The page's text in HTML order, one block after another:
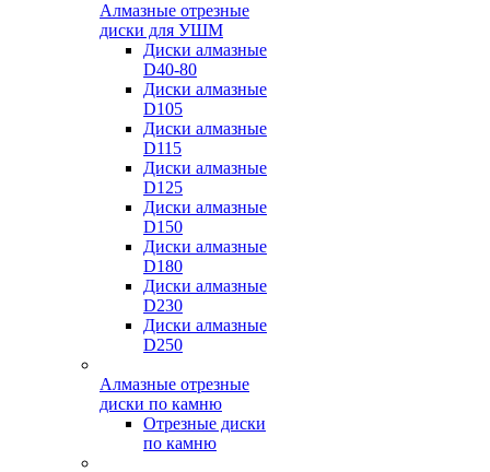
Алмазные отрезные
диски для УШМ
Диски алмазные
D40-80
Диски алмазные
D105
Диски алмазные
D115
Диски алмазные
D125
Диски алмазные
D150
Диски алмазные
D180
Диски алмазные
D230
Диски алмазные
D250
Алмазные отрезные
диски по камню
Отрезные диски
по камню